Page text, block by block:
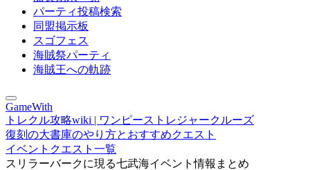
パーティ投稿検索
同盟掲示板
スゴフェス
海賊祭パーティ
海賊王への軌跡
GameWith
トレクル攻略wiki | ワンピーストレジャークルーズ
復刻の大書庫のやり方とおすすめクエスト
イベントクエスト一覧
スリラーバークに現る七武海イベント情報まとめ